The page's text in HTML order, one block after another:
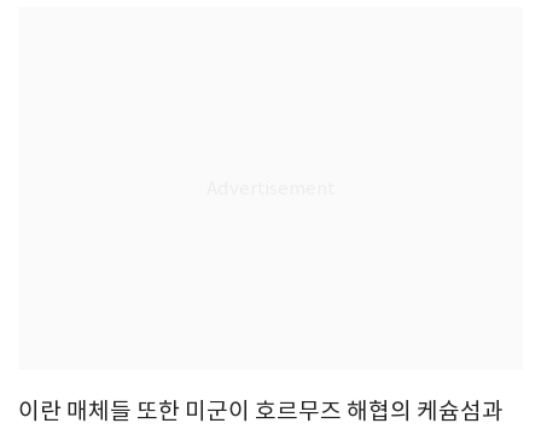
이란 매체들 또한 미군이 호르무즈 해협의 케슘섬과